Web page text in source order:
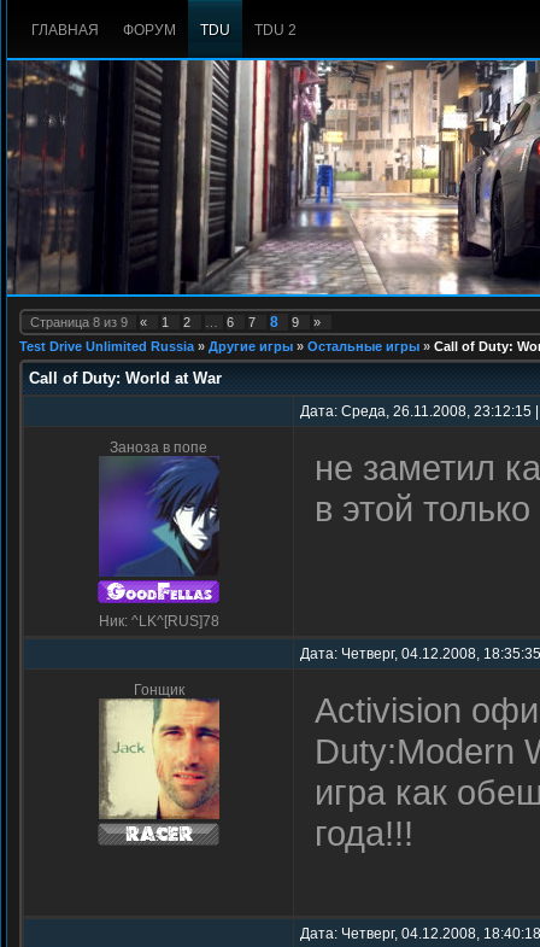
ГЛАВНАЯ ФОРУМ TDU TDU 2
Страница 8 из 9 « 1 2 6 7 8 9
»
Test Drive Unlimited Russia » Другие игры » Остальные игры » Call of Duty:
Call of Duty: World at War
Дата: Среда, 26.11.2008,
Заноза в попе
Ник: ^LK^[RUS]78
не заметил
в этой
Дата: Четверг, 04.12.2008,
Гонщик
Activision
Duty:Modern
игра как
года!!!
Дата: Четверг, 04.12.2008,